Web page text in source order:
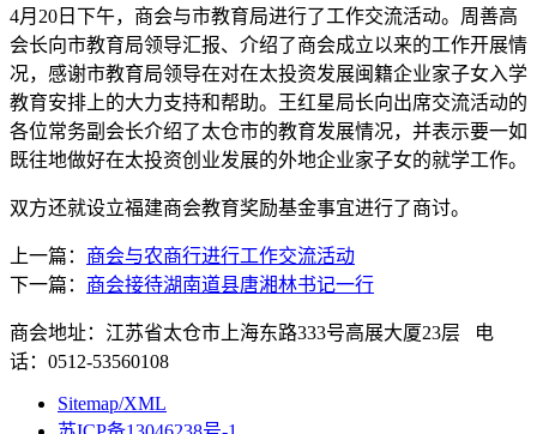
4月20日下午，商会与市教育局进行了工作交流活动。周善高
会长向市教育局领导汇报、介绍了商会成立以来的工作开展情
况，感谢市教育局领导在对在太投资发展闽籍企业家子女入学
教育安排上的大力支持和帮助。王红星局长向出席交流活动的
各位常务副会长介绍了太仓市的教育发展情况，并表示要一如
既往地做好在太投资创业发展的外地企业家子女的就学工作。
双方还就设立福建商会教育奖励基金事宜进行了商讨。
上一篇： 商会与农商行进行工作交流活动
下一篇： 商会接待湖南道县唐湘林书记一行
商会地址：江苏省太仓市上海东路333号高展大厦23层 电
话：0512-53560108
Sitemap/XML